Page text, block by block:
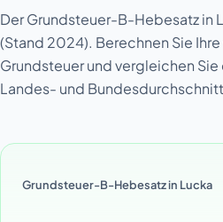
Der Grundsteuer-B-Hebesatz in
(Stand 2024). Berechnen Sie
Grundsteuer und vergleichen
Landes- und
Grundsteuer-B-Hebesatz in Lucka